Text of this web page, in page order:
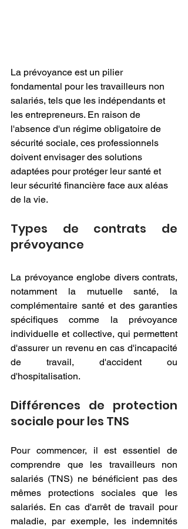
La prévoyance est un pilier
fondamental pour les travailleurs non
salariés, tels que les indépendants et
les entrepreneurs. En raison de
l'absence d'un régime obligatoire de
sécurité sociale, ces professionnels
doivent envisager des solutions
adaptées pour protéger leur santé et
leur sécurité financière face aux aléas
de la vie.
Types de contrats de
prévoyance
La prévoyance englobe divers contrats,
notamment la mutuelle santé, la
complémentaire santé et des garanties
spécifiques comme la prévoyance
individuelle et collective, qui permettent
d'assurer un revenu en cas d'incapacité
de travail, d'accident ou
d'hospitalisation.
Différences de protection
sociale pour les TNS
Pour commencer, il est essentiel de
comprendre que les travailleurs non
salariés (TNS) ne bénéficient pas des
mêmes protections sociales que les
salariés. En cas d'arrêt de travail pour
maladie, par exemple, les indemnités